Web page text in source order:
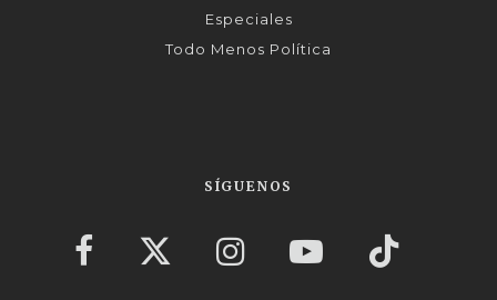
Especiales
Todo Menos Política
SÍGUENOS